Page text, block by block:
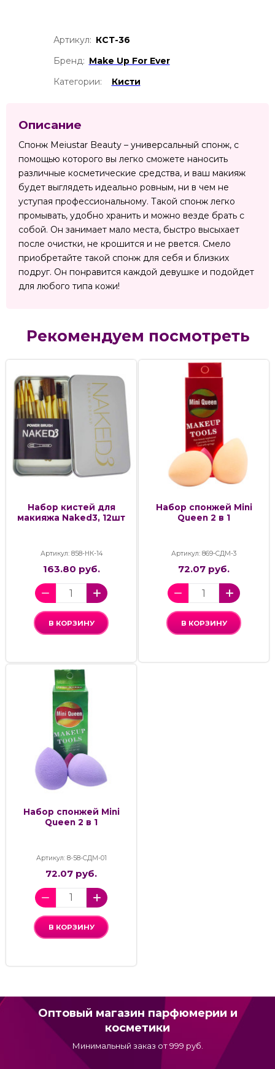
Артикул: КСТ-36
Бренд: Make Up For Ever
Категории:
Кисти
Описание
Спонж Meiustar Beauty – универсальный спонж, с
помощью которого вы легко сможете наносить
различные косметические средства, и ваш макияж
будет выглядеть идеально ровным, ни в чем не
уступая профессиональному. Такой спонж легко
промывать, удобно хранить и можно везде брать с
собой. Он занимает мало места, быстро высыхает
после очистки, не крошится и не рвется. Смело
приобретайте такой спонж для себя и близких
подруг. Он понравится каждой девушке и подойдет
для любого типа кожи!
Рекомендуем посмотреть
Набор кистей для
макияжа Naked3, 12шт
Артикул: 858-НК-14
163.80 руб.
В КОРЗИНУ
Набор спонжей Mini
Queen 2 в 1
Артикул: 869-СДМ-3
72.07 руб.
В КОРЗИНУ
Набор спонжей Mini
Queen 2 в 1
Артикул: 8-58-СДМ-01
72.07 руб.
В КОРЗИНУ
Оптовый магазин парфюмерии и
косметики
Минимальный заказ от 999 руб.